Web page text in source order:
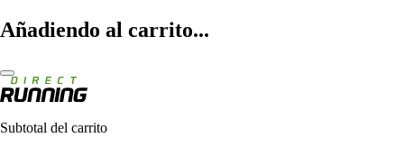
Añadiendo al carrito...
Subtotal del carrito